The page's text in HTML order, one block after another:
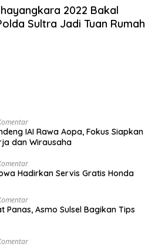
2022 Bakal
Sultra Jadi Tuan Rumah
IAI Rawa Aopa, Fokus Siapkan
dan Wirausaha
Hadirkan Servis Gratis Honda
Panas, Asmo Sulsel Bagikan Tips